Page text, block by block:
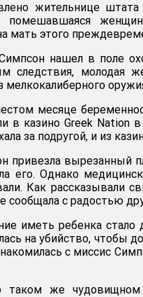
жительнице
помешавшаяся
мать этого
нашел в поле
следствия, молодая
мелкокалиберного
месяце
в казино Greek Nation
за подругой, и из
привезла вырезанный
его. Однако
Как рассказывали
сообщала с радостью
иметь ребенка стало
на убийство, чтобы
с миссис
таком же чудовищном